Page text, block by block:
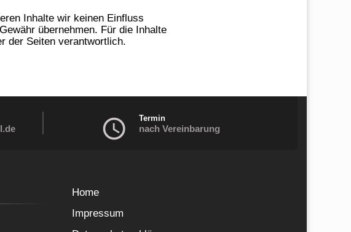
Inhalte wir keinen Einfluss
übernehmen. Für die Inhalte
der Seiten verantwortlich.
Termin
nach Vereinbarung
Home
Impressum